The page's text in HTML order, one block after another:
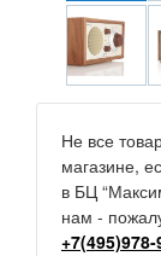
Не все
магазине,
в БЦ
нам -
+7(495)978-